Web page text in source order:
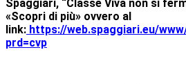
Spaggiari, “Classe Viva non si
«Scopri di più» ovvero al
link: https://web.spaggiari.eu/
prd=cvp